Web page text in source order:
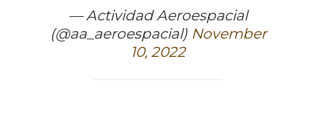
— Actividad Aeroespacial
(@aa_aeroespacial) November
10, 2022